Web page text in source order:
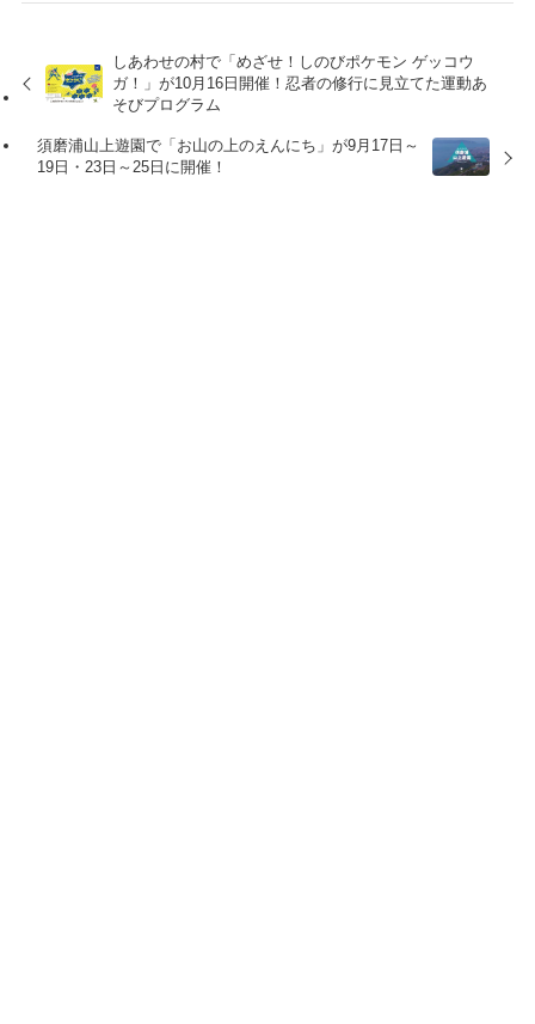
しあわせの村で「めざせ！しのびポケモン ゲッコウ
ガ！」が10月16日開催！忍者の修行に見立てた運動あ
そびプログラム
須磨浦山上遊園で「お山の上のえんにち」が9月17日～
19日・23日～25日に開催！